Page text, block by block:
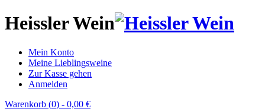
Heissler Wein
Mein Konto
Meine Lieblingsweine
Zur Kasse gehen
Anmelden
Warenkorb (0) - 0,00 €